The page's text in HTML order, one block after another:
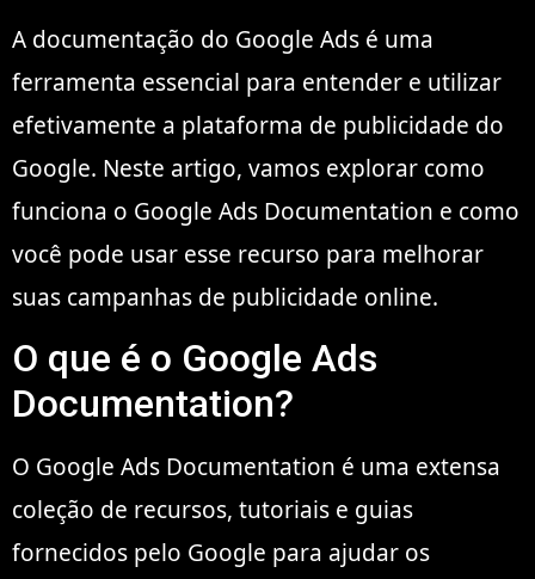
A documentação do Google Ads é uma
ferramenta essencial para entender e utilizar
efetivamente a plataforma de publicidade do
Google. Neste artigo, vamos explorar como
funciona o Google Ads Documentation e como
você pode usar esse recurso para melhorar
suas campanhas de publicidade online.
O que é o Google Ads
Documentation?
O Google Ads Documentation é uma extensa
coleção de recursos, tutoriais e guias
fornecidos pelo Google para ajudar os